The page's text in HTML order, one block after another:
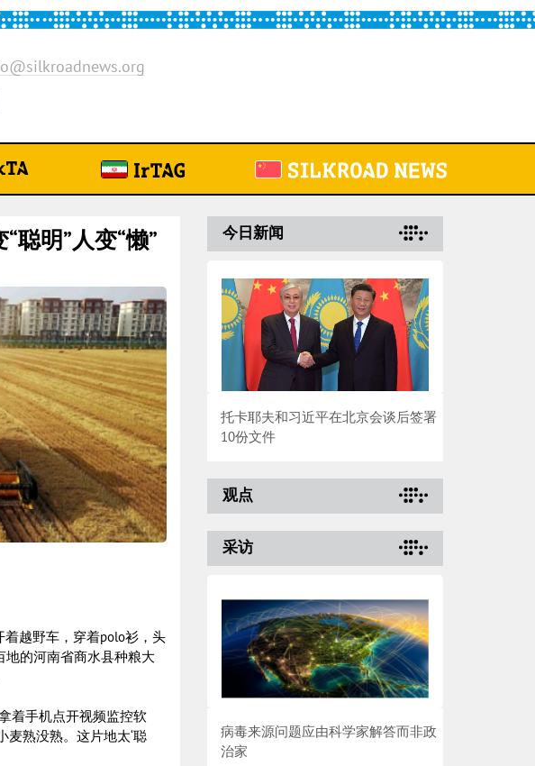
聪明”人变“懒”
越野车，穿着polo衫，头
地的河南省商水县种粮大
手机点开视频监控软
麦熟没熟。这片地太‘聪
今日新闻
托卡耶夫和习近平在北京会谈后签署
10份文件
观点
采访
病毒来源问题应由科学家解答而非政
治家